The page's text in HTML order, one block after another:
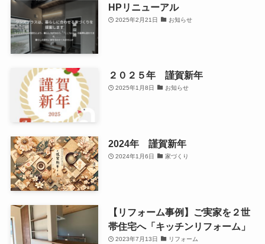
HPリニューアル
2025年2月21日 お知らせ
２０２５年 謹賀新年
2025年1月8日 お知らせ
2024年 謹賀新年
2024年1月6日 家づくり
【リフォーム事例】ご実家を２世
帯住宅へ「キッチンリフォーム」
2023年7月13日 リフォーム